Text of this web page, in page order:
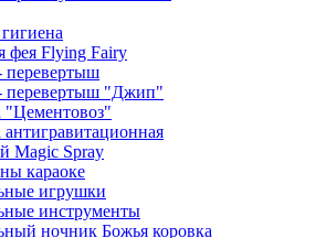
фея Flying Fairy
"Джип"
Magic Spray
караоке
игрушки
инструменты
ночник Божья коровка